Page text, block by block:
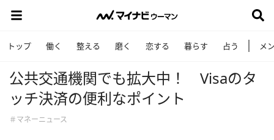
トップ 働く 整える 磨く 恋する 暮らす 占う メ
公共交通機関でも拡大中！ Visaのタ
ッチ決済の便利なポイント
＃マネーニュース